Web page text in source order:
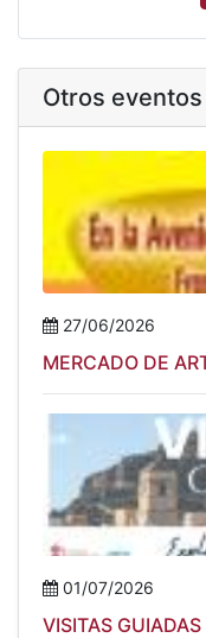
Otros
27/06/2026
MERCADO DE
01/07/2026
VISITAS